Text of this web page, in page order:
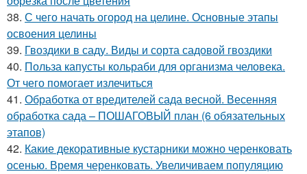
38. С чего начать огород на целине. Основные этапы
освоения целины
39. Гвоздики в саду. Виды и сорта садовой гвоздики
40. Польза капусты кольраби для организма человека.
От чего помогает излечиться
41. Обработка от вредителей сада весной. Весенняя
обработка сада – ПОШАГОВЫЙ план (6 обязательных
этапов)
42. Какие декоративные кустарники можно черенковать
осенью. Время черенковать. Увеличиваем популяцию